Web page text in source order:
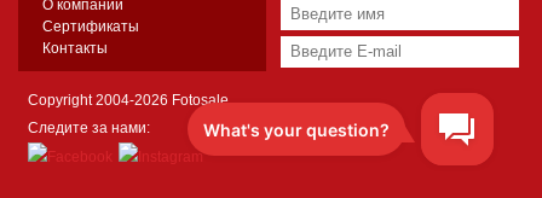
О компании
Сертификаты
Контакты
Copyright 2004-2026 Fotosale
Следите за нами: